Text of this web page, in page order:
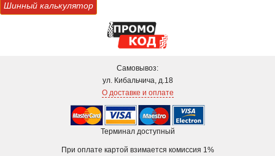
Шинный калькулятор
Самовывоз:
ул. Кибальчича, д.18
О доставке и оплате
Терминал доступный
При оплате картой взимается комиссия 1%